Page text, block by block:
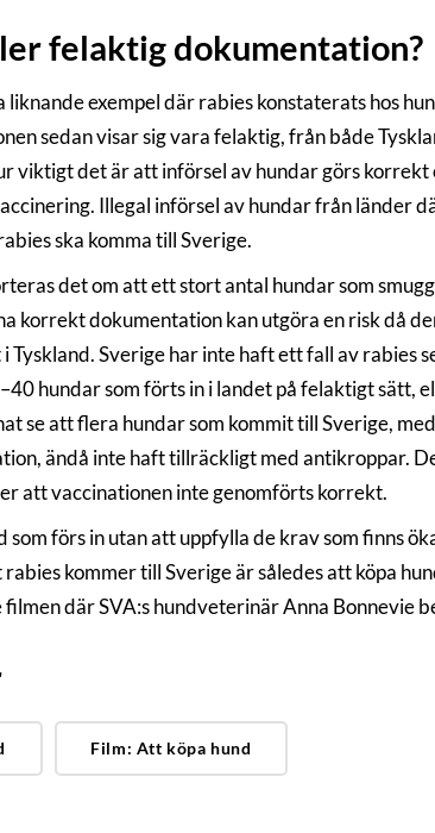
felaktig dokumentation?
liknande exempel där rabies konstaterats hos
sedan visar sig vara felaktig, från både
viktigt det är att införsel av hundar görs
Illegal införsel av hundar från länder
ska komma till Sverige.
det om att ett stort antal hundar som
korrekt dokumentation kan utgöra en risk då
Tyskland. Sverige har inte haft ett fall av rabies
hundar som förts in i landet på felaktigt sätt,
se att flera hundar som kommit till Sverige,
ändå inte haft tillräckligt med antikroppar.
att vaccinationen inte genomförts korrekt.
som förs in utan att uppfylla de krav som finns
kommer till Sverige är således att köpa
filmen där SVA:s hundveterinär Anna Bonnevie
Film: Att köpa hund